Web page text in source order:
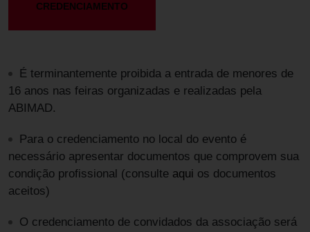
CREDENCIAMENTO
É terminantemente proibida a entrada de menores de
16 anos nas feiras organizadas e realizadas pela
ABIMAD.
Para o credenciamento no local do evento é
necessário apresentar documentos que comprovem sua
condição profissional (consulte aqui os documentos
aceitos)
O credenciamento de convidados da associação será